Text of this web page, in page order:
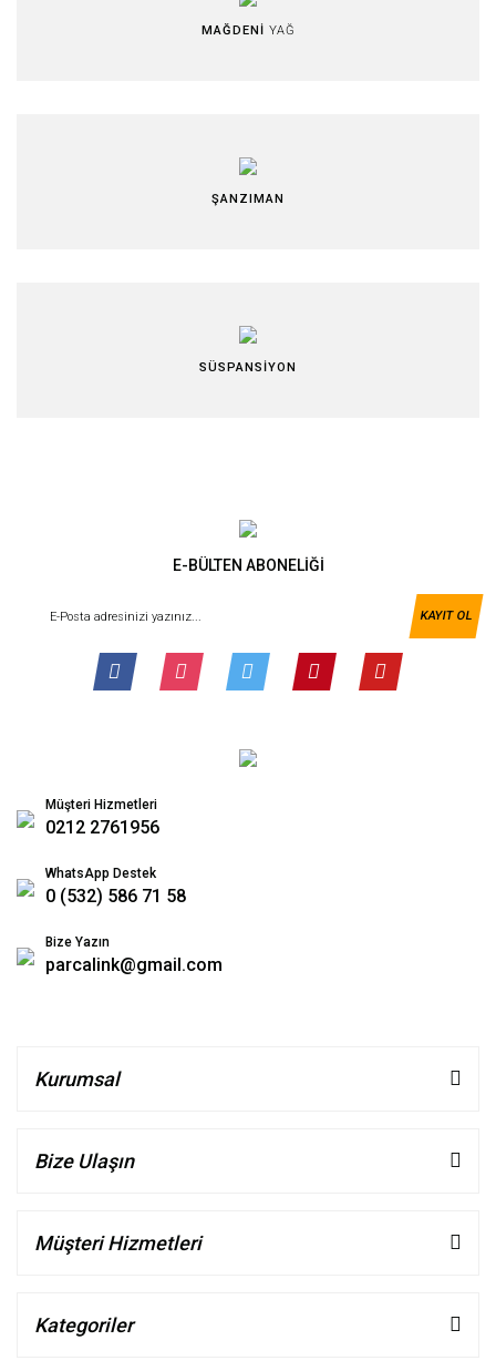
MAĞDENİ YAĞ
ŞANZIMAN
SÜSPANSİYON
E-BÜLTEN ABONELİĞİ
KAYIT OL
Müşteri Hizmetleri
0212 2761956
WhatsApp Destek
0 (532) 586 71 58
Bize Yazın
parcalink@gmail.com
Kurumsal
Bize Ulaşın
Müşteri Hizmetleri
Kategoriler